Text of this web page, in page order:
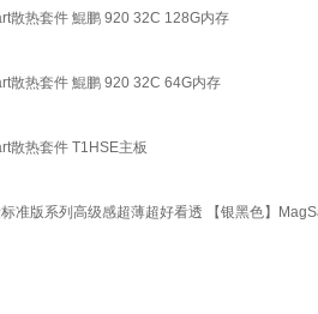
散热套件 鯤鹏 920 32C 128G内存
散热套件 鯤鹏 920 32C 64G内存
散热套件 T1HSE主板
版系列高级感超薄超好看透 【银黑色】